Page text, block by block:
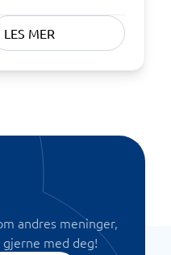
LES MER
andres meninger,
med deg!